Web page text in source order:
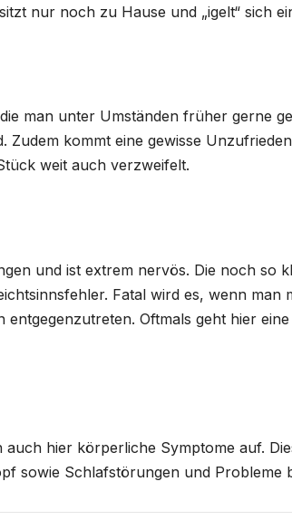
nur noch zu Hause und „igelt“ sich
man unter Umständen früher gerne
Zudem kommt eine gewisse
weit auch verzweifelt.
und ist extrem nervös. Die noch so
Fatal wird es, wenn man
Oftmals geht hier
auch hier körperliche Symptome auf.
sowie Schlafstörungen und Probleme